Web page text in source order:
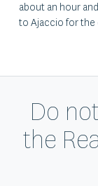
about an hour
to Ajaccio for the
Do
the